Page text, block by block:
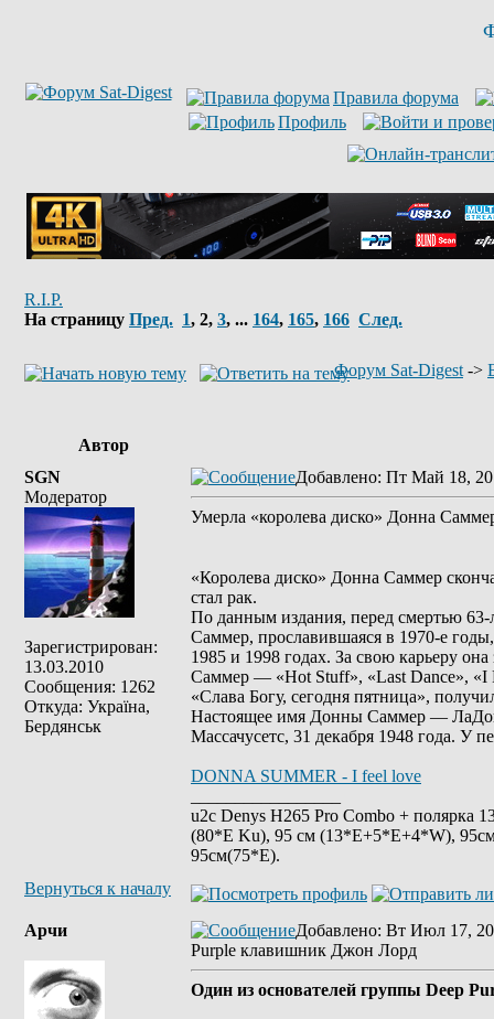
Правила форума
Профиль
R.I.P.
На страницу Пред. 1, 2, 3, ... 164, 165, 166 След.
Форум Sat-Digest ->
Автор
SGN
Модератор
Зарегистрирован:
13.03.2010
Сообщения: 1262
Откуда: Україна,
Бердянськ
Добавлено: Пт Май 18,
Умерла «королева диско» Донна
«Королева диско» Донна Саммер
стал рак.
По данным издания, перед смертью
Саммер, прославившаяся в 1970-е
1985 и 1998 годах. За свою карьеру
Саммер — «Hot Stuff», «Last Dance», «I
«Слава Богу, сегодня пятница»,
Настоящее имя Донны Саммер —
Массачусетс, 31 декабря 1948 года. У
DONNA SUMMER - I feel love
u2c Denys H265 Pro Combo + полярка
(80*E Ku), 95 см (13*E+5*E+4*W),
95см(75*Е).
Вернуться к началу
Арчи Добавлено: Вт Июл 17,
Purple клавишник Джон Лорд
Один из основателей группы Deep